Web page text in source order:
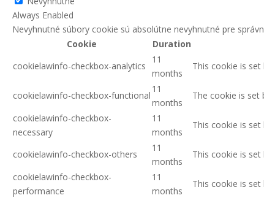
Always Enabled
Nevyhnutné súbory cookie sú absolútne nevyhnutné pre
Cookie
Duration
cookielawinfo-checkbox-analytics
11
months
This cookie is
cookielawinfo-checkbox-functional
11
months
The cookie is set
cookielawinfo-checkbox-
necessary
11
months
This cookie is
cookielawinfo-checkbox-others
11
months
This cookie is
cookielawinfo-checkbox-
performance
11
months
This cookie is